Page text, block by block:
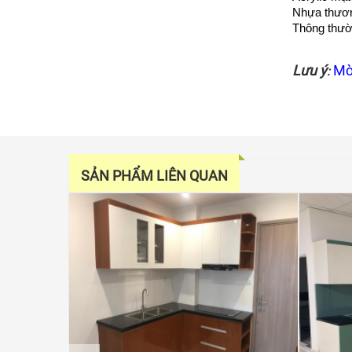
Nhựa
Thông
Lưu ý:
SẢN PHẨM LIÊN QUAN